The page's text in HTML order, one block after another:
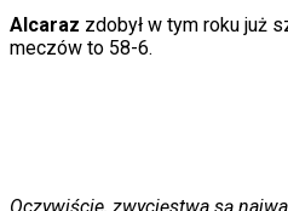
Internet
Nauka
Recenzje
Alcaraz zdobył w tym roku już
meczów to 58-6.